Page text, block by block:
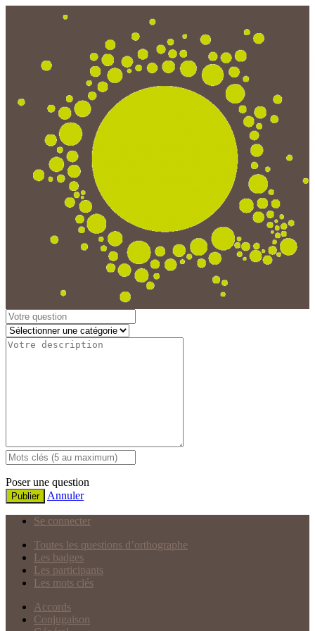
Poser une question
Publier Annuler
Se connecter
Toutes les questions d’orthographe
Les badges
Les participants
Les mots clés
Accords
Conjugaison